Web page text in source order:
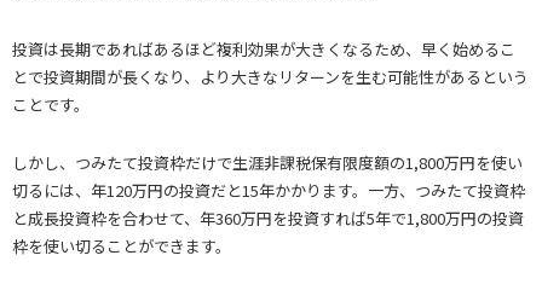
投資は長期であればあるほど複利効果が大きくなるため、早く始めるこ
とで投資期間が長くなり、より大きなリターンを生む可能性があるという
ことです。
しかし、つみたて投資枠だけで生涯非課税保有限度額の1,800万円を使い
切るには、年120万円の投資だと15年かかります。一方、つみたて投資枠
と成長投資枠を合わせて、年360万円を投資すれば5年で1,800万円の投資
枠を使い切ることができます。